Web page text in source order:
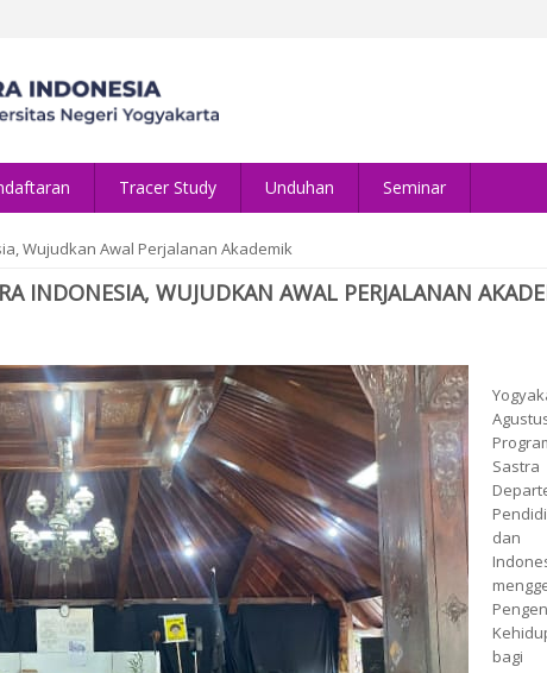
Tracer Study Unduhan Seminar
Wujudkan Awal Perjalanan Akademik
INDONESIA, WUJUDKAN AWAL PERJALANAN
bagi